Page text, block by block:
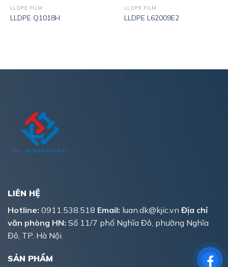
LLDPE FILM
LLDPE Q1018H
LLDPE FILM
LLDPE L62009E2
LIÊN HỆ
Hotline: 0911.538.518 Email: luan.dk@kjic.vn Địa chỉ
văn phòng HN: Số 11/7 phố Nghĩa Đô, phường Nghĩa
Đô, TP. Hà Nội.
SẢN PHẨM